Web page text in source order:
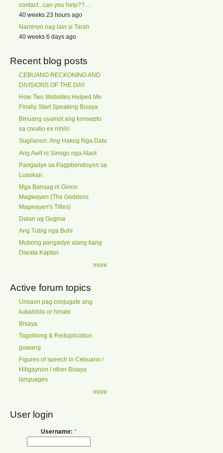
contact...can you help??....
40 weeks 23 hours ago
Naminyo nag lain si Tarah
40 weeks 6 days ago
Recent blog posts
CEBUANO RECKONING AND
DIVISIONS OF THE DAY.
How Two Websites Helped Me
Finally Start Speaking Bisaya
Binuang uyamot ang konsepto
sa creatio ex nihilo
Sugilanon: Ang Hakog Nga Datu
Ang Awit ni Sinogo nga Alaot
Pangadye sa Pagpbendisyon sa
Lusokan
Mga Bansag ni Ginoo
Magwayen (The Goddess
Magwayen's Titles)
Dalan ug Gugma
Ang Tubig nga Buhi
Mubong pangadye alang kang
Diwata Kaptan
more
Active forum topics
Unsaon pag conjugate ang
kukabildo or hinabi
Bisaya
Tagolilong & Reduplication
guwang
Figures of speech in Cebuano /
Hiligaynon / other Bisaya
languages
more
User login
Username: *